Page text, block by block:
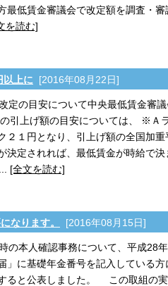
低賃金審議会で改定額を調査・審
を読む]
以上に [2016年08月22日]
定の目安について中央最低賃金審
引上げ額の目安については、 ※Ａ
１円となり、引上げ額の全国加重
決定されれば、最低賃金が時給で
[全文を読む]
なります。 [2016年08月15日]
の本人確認事務について、平成28
に基礎年金番号を記入している方
ると公表しました。 この取組の実